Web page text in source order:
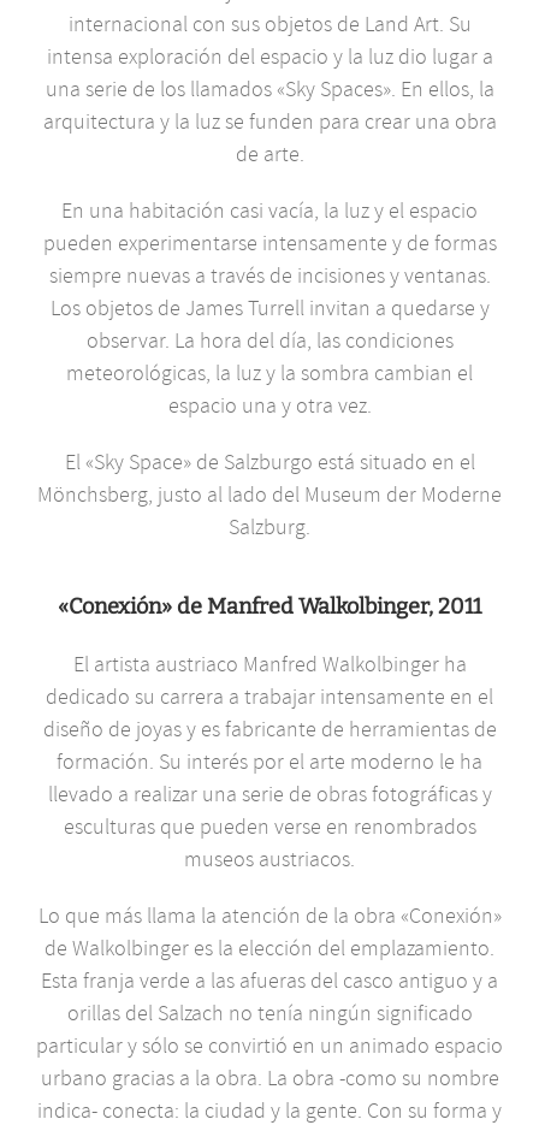
internacional con sus objetos de Land Art. Su
intensa exploración del espacio y la luz dio lugar a
una serie de los llamados «Sky Spaces». En ellos, la
arquitectura y la luz se funden para crear una obra
de arte.
En una habitación casi vacía, la luz y el espacio
pueden experimentarse intensamente y de formas
siempre nuevas a través de incisiones y ventanas.
Los objetos de James Turrell invitan a quedarse y
observar. La hora del día, las condiciones
meteorológicas, la luz y la sombra cambian el
espacio una y otra vez.
El «Sky Space» de Salzburgo está situado en el
Mönchsberg, justo al lado del Museum der Moderne
Salzburg.
«Conexión» de Manfred Walkolbinger, 2011
El artista austriaco Manfred Walkolbinger ha
dedicado su carrera a trabajar intensamente en el
diseño de joyas y es fabricante de herramientas de
formación. Su interés por el arte moderno le ha
llevado a realizar una serie de obras fotográficas y
esculturas que pueden verse en renombrados
museos austriacos.
Lo que más llama la atención de la obra «Conexión»
de Walkolbinger es la elección del emplazamiento.
Esta franja verde a las afueras del casco antiguo y a
orillas del Salzach no tenía ningún significado
particular y sólo se convirtió en un animado espacio
urbano gracias a la obra. La obra -como su nombre
indica- conecta: la ciudad y la gente. Con su forma y